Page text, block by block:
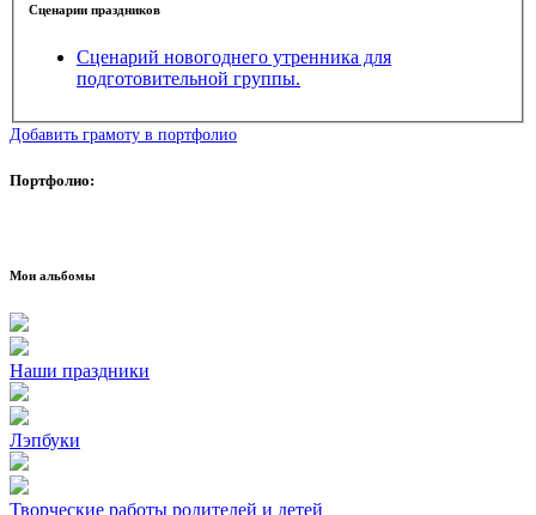
Сценарии праздников
Сценарий новогоднего утренника для
подготовительной группы.
Добавить грамоту в портфолио
Портфолио:
Мои альбомы
Наши праздники
Лэпбуки
Творческие работы родителей и детей